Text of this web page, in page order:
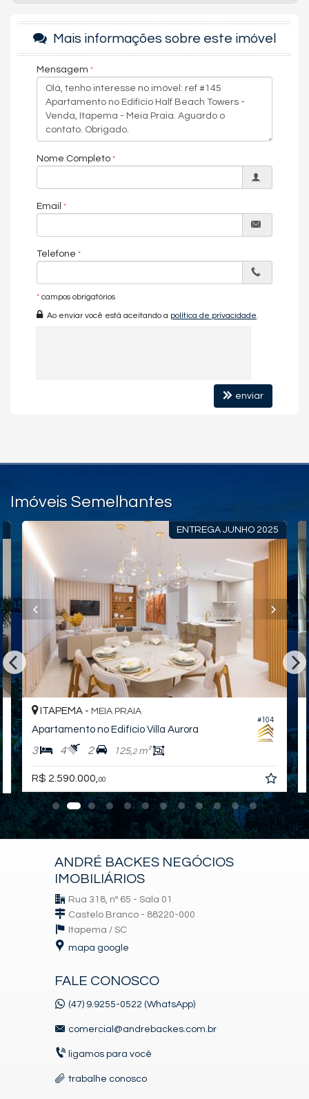
Elevador
Hall Decorado e Mobiliado
Mais informações sobre este imóvel
Mensagem
Nome Completo
Email
Telefone
* campos obrigatórios
Ao enviar você está aceitando a política de privacidade
enviar
Imóveis Semelhantes
ENTREGA JUNHO 2025
#104
ITAPEMA - MEIA PRAIA
Apartamento no Edifício Villa Aurora
3 4 2 125,2m²
R$ 2.590.000, 00
ANDRÉ BACKES NEGÓCIOS
IMOBILIÁRIOS
Rua 318, nº 65 - Sala 01
Castelo Branco - 88220-000
Itapema / SC
mapa google
FALE CONOSCO
(47) 9.9255-0522 (WhatsApp)
comercial@andrebackes.com.br
ligamos para você
trabalhe conosco